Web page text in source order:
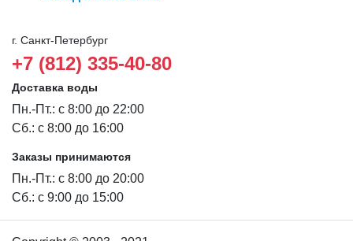
г. Санкт-Петербург
+7 (812) 335-40-80
Доставка воды
Пн.-Пт.: с 8:00 до 22:00
Сб.: с 8:00 до 16:00
Заказы принимаются
Пн.-Пт.: с 8:00 до 20:00
Сб.: с 9:00 до 15:00